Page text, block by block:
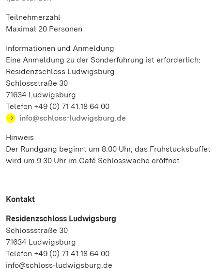
Teilnehmerzahl
Maximal 20 Personen
Informationen und Anmeldung
Eine Anmeldung zu der Sonderführung ist erforderlich:
Residenzschloss Ludwigsburg
Schlossstraße 30
71634 Ludwigsburg
Telefon +49 (0) 71 41.18 64 00
info@schloss-ludwigsburg.de
Hinweis
Der Rundgang beginnt um 8.00 Uhr, das Frühstücksbuffet
wird um 9.30 Uhr im Café Schlosswache eröffnet
Kontakt
Residenzschloss Ludwigsburg
Schlossstraße 30
71634 Ludwigsburg
Telefon +49 (0) 71 41.18 64 00
info@schloss-ludwigsburg.de